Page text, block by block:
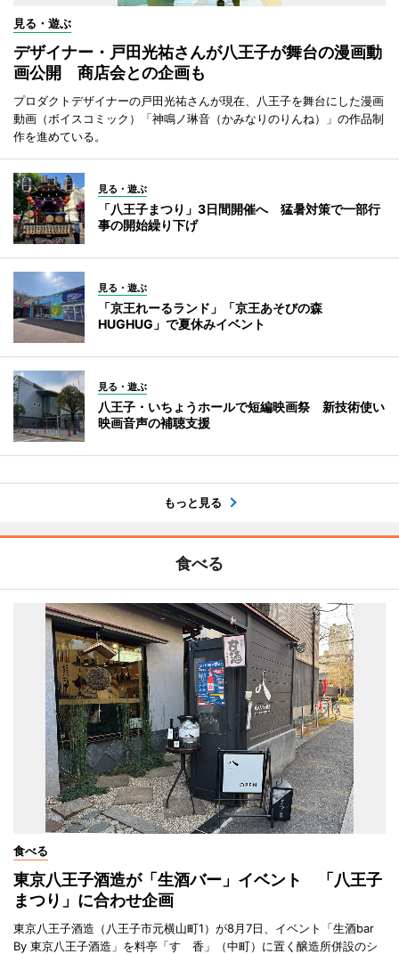
見る・遊ぶ
デザイナー・戸田光祐さんが八王子が舞台の漫画動
画公開 商店会との企画も
プロダクトデザイナーの戸田光祐さんが現在、八王子を舞台にした漫画
動画（ボイスコミック）「神鳴ノ琳音（かみなりのりんね）」の作品制
作を進めている。
見る・遊ぶ
「八王子まつり」3日間開催へ 猛暑対策で一部行
事の開始繰り下げ
見る・遊ぶ
「京王れーるランド」「京王あそびの森
HUGHUG」で夏休みイベント
見る・遊ぶ
八王子・いちょうホールで短編映画祭 新技術使い
映画音声の補聴支援
もっと見る
食べる
食べる
東京八王子酒造が「生酒バー」イベント 「八王子
まつり」に合わせ企画
東京八王子酒造（八王子市元横山町1）が8月7日、イベント「生酒bar
By 東京八王子酒造」を料亭「すゞ香」（中町）に置く醸造所併設のシ